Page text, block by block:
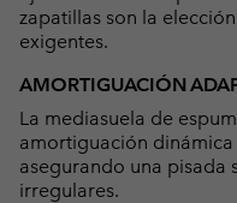
zapatillas son la
exigentes.
AMORTIGUACIÓN
La mediasuela de
amortiguación
asegurando una pisada
irregulares.